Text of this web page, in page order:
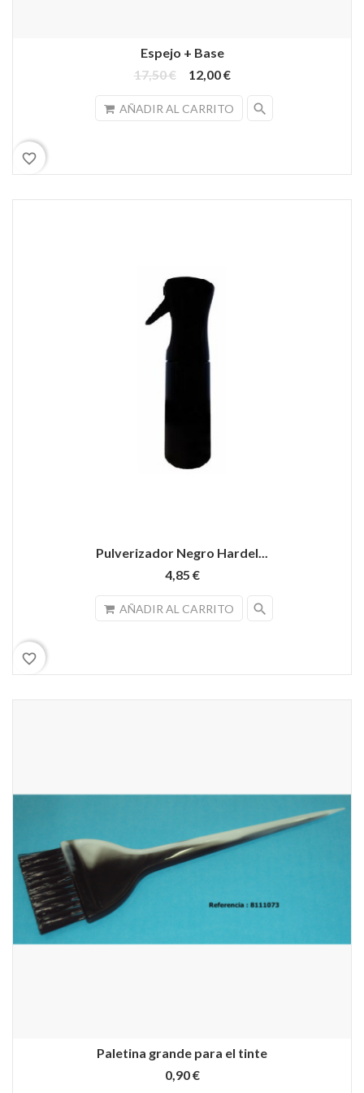
Espejo + Base
17,50 €
12,00 €
AÑADIR AL CARRITO search
favorite_border
Pulverizador Negro Hardel...
4,85 €
AÑADIR AL CARRITO search
favorite_border
Paletina grande para el tinte
0,90 €